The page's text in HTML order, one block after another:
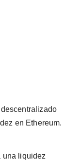
en Ethereum.
una liquidez